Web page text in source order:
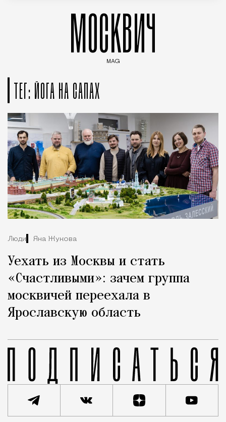
МОСКВИЧ
MAG
ТЕГ: ЙОГА НА САПАХ
Люди Яна Жукова
Уехать из Москвы и стать
«Счастливыми»: зачем группа
москвичей переехала в
Ярославскую область